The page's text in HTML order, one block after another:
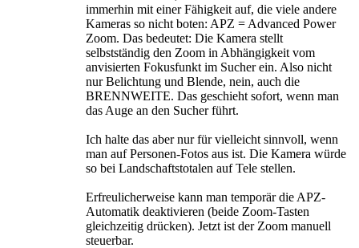
immerhin mit einer Fähigkeit auf, die viele andere
Kameras so nicht boten: APZ = Advanced Power
Zoom. Das bedeutet: Die Kamera stellt
selbstständig den Zoom in Abhängigkeit vom
anvisierten Fokusfunkt im Sucher ein. Also nicht
nur Belichtung und Blende, nein, auch die
BRENNWEITE. Das geschieht sofort, wenn man
das Auge an den Sucher führt.
Ich halte das aber nur für vielleicht sinnvoll, wenn
man auf Personen-Fotos aus ist. Die Kamera würde
so bei Landschaftstotalen auf Tele stellen.
Erfreulicherweise kann man temporär die APZ-
Automatik deaktivieren (beide Zoom-Tasten
gleichzeitig drücken). Jetzt ist der Zoom manuell
steuerbar.